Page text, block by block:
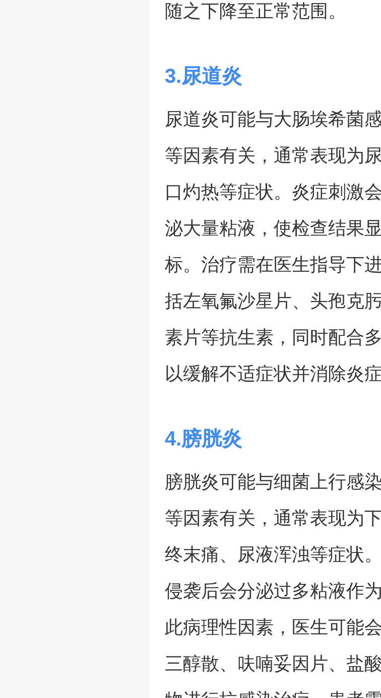
随之下降至正常范围。
3.尿道炎
尿道炎可能与大肠埃希菌
等因素有关，通常表现为
口灼热等症状。炎症刺激
泌大量粘液，使检查结果
标。治疗需在医生指导下
括左氧氟沙星片、头孢克
素片等抗生素，同时配合
以缓解不适症状并消除炎症
4.膀胱炎
膀胱炎可能与细菌上行感
等因素有关，通常表现为
终末痛、尿液浑浊等症状
侵袭后会分泌过多粘液作
此病理性因素，医生可能
三醇散、呋喃妥因片、盐